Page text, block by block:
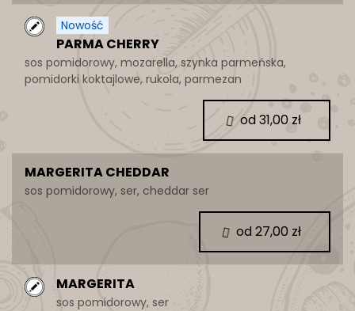
Nowość
PARMA CHERRY
sos pomidorowy, mozarella, szynka parmeńska,
pomidorki koktajlowe, rukola, parmezan
MARGERITA CHEDDAR
sos pomidorowy, ser, cheddar ser
MARGERITA
sos pomidorowy, ser